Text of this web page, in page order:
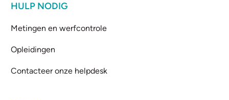
HULP NODIG
Metingen en werfcontrole
Opleidingen
Contacteer onze helpdesk